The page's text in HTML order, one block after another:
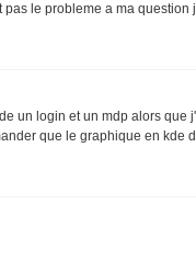
le probleme a ma
un login et un mdp alors que
que le graphique en kde